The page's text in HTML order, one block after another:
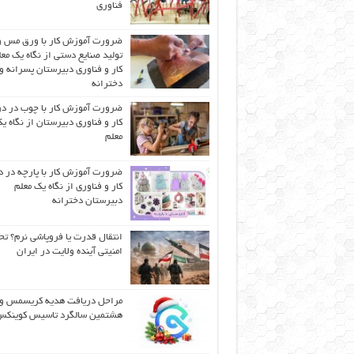
فناوری
ضرورت آموزش کار با ورق مس
تولید صنایع دستی از نگاه یک
کار و فناوری دبیرستان پسرانه و
دخترانه
ضرورت آموزش کار با چوب در
کار و فناوری دبیرستان از نگاه
معلم
ضرورت آموزش کار با پارچه
کار و فناوری از نگاه یک معلم
دبیرستان دخترانه
انتقال قدرت یا فروپاشی نرم؟
امنیتی آینده ولایت در ایران
مراحل دریافت هدیه کریسمس و
هشتمین سالگرد تاسیس